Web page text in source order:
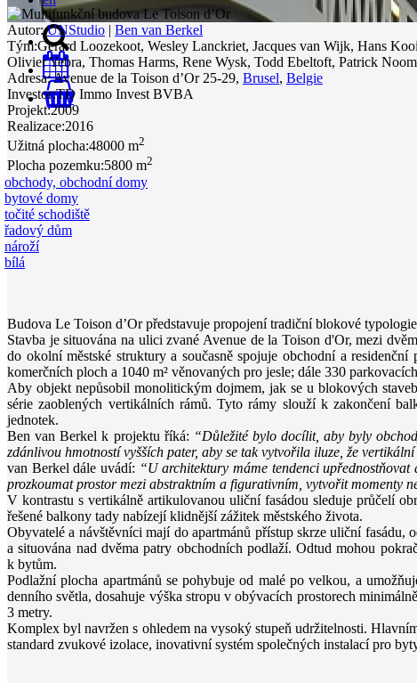
0
Autor: UNStudio | Ben van Berkel
Tým:Gerard Loozekoot, Wesley Lanckriet, Jacques van Wijk, Hans
Olivier Yebra, Thomas Harms, Rene Wysk, Todd Ebeltoft, Patrick
Adresa:Avenue de la Toison d’Or 25-29, Brusel, Belgie
Investor:TD Immo Invest BVBA
Projekt:2009
Realizace:2016
Užitná plocha:48000 m2
Plocha pozemku:5800 m2
obchody, obchodní domy
bytové domy
točité schodiště
řadový dům
nároží
bílá
Budova Le Toison d’Or představuje propojení tradiční blokové
Stavba je situována na ulici zvané Avenue de la Toison d'Or, mezi
do okolní městské struktury a současně spojuje obchodní a
komerčních ploch a 1040 m² věnovaných pro jesle; dále 330
Aby objekt nepůsobil monolitickým dojmem, jak se u blokových
série zaoblených vertikálních rámů. Tyto rámy slouží k zakončení
jednotek.
Ben van Berkel k projektu říká: “Důležité bylo docílit, aby byly
zdánlivou hmotností vyšších pater, aby se tak vytvořila iluze, že
van Berkel dále uvádí: “U architektury máme tendenci
prozkoumat prostor mezi abstraktním a figurativním, vytvořit momenty
V kontrastu s vertikálně artikulovanou uliční fasádou sleduje průčelí
řešené balkony tady nabízejí klidnější zážitek městského života.
Obyvatelé a návštěvníci mají do apartmánů přístup skrze uliční
a situována nad dvěma patry obchodních podlaží. Odtud mohou
k bytům.
Podlažní plocha apartmánů se pohybuje od malé po velkou, a
denního světla, dosahuje výška stropu v obývacích prostorech
3 metry.
Komplex byl navržen s ohledem na vysoký stupeň udržitelnosti.
standard zvukové izolace, inovativní systém společných instalací pro